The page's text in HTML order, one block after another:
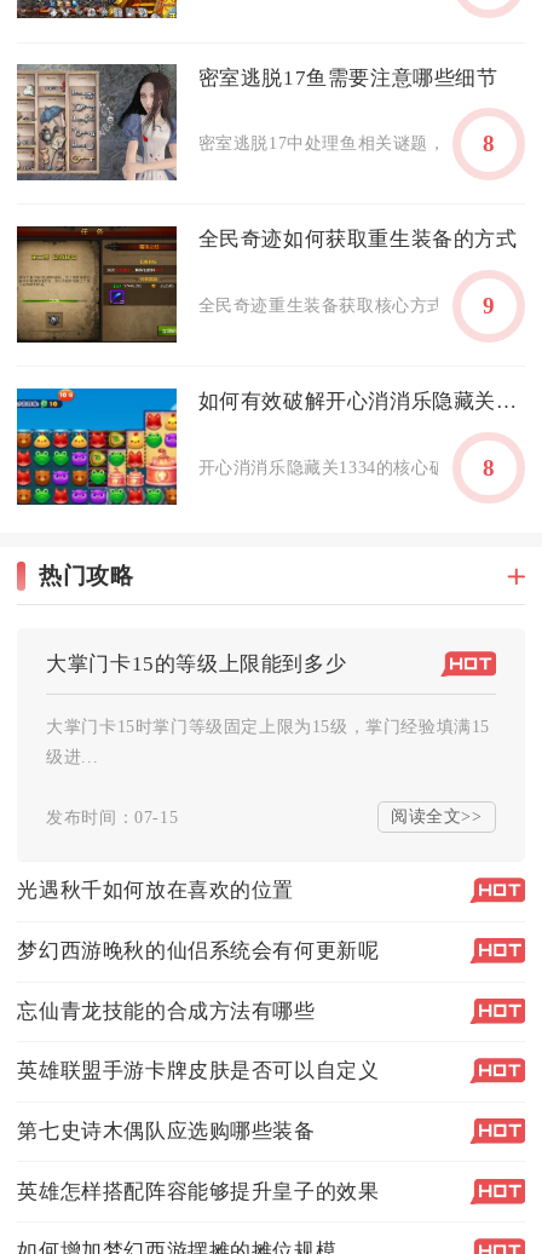
密室逃脱17鱼需要注意哪些细节
密室逃脱17中处理鱼相关谜题，核心在于
8
全民奇迹如何获取重生装备的方式
全民奇迹重生装备获取核心方式为：完成
9
如何有效破解开心消消乐隐藏关1334
开心消消乐隐藏关1334的核心破解思路是
8
热门攻略
大掌门卡15的等级上限能到多少
大掌门卡15时掌门等级固定上限为15级，掌门经验填满15
级进...
发布时间：07-15 阅读全文>>
光遇秋千如何放在喜欢的位置
梦幻西游晚秋的仙侣系统会有何更新呢
忘仙青龙技能的合成方法有哪些
英雄联盟手游卡牌皮肤是否可以自定义
第七史诗木偶队应选购哪些装备
英雄怎样搭配阵容能够提升皇子的效果